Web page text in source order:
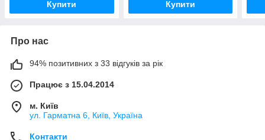
Купити Купити
Про нас
94% позитивних з 33 відгуків за рік
Працює з 15.04.2014
м. Київ
ул. Гарматна 6, Київ, Україна
Контакти